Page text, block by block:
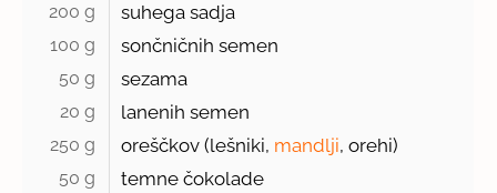
200 g suhega sadja
100 g sončničnih semen
50 g sezama
20 g lanenih semen
250 g oreščkov (lešniki, mandlji, orehi)
50 g temne čokolade